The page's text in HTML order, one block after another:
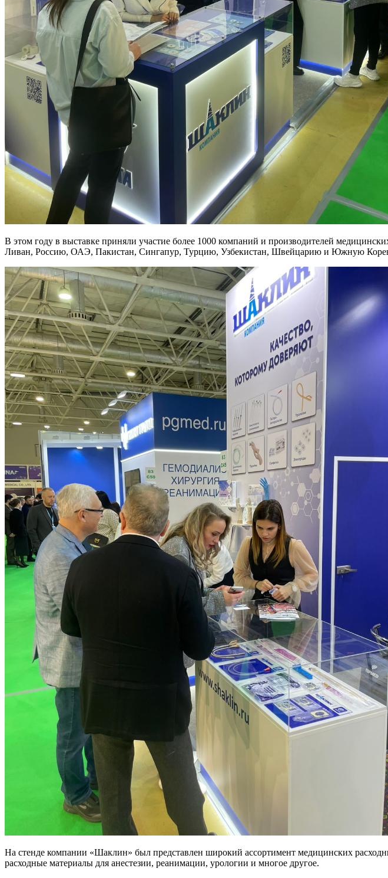
В этом году в выставке приняли участие более 1000 компаний и производителей
Ливан, Россию, ОАЭ, Пакистан, Сингапур, Турцию, Узбекистан, Швейцарию и Южную
На стенде компании «Шаклин» был представлен широкий ассортимент медицинских
расходные материалы для анестезии, реанимации, урологии и многое другое.